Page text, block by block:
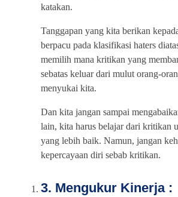
katakan.
Tanggapan yang kita berikan
berpacu pada klasifikasi haters
memilih mana kritikan yang
sebatas keluar dari mulut orang-
menyukai kita.
Dan kita jangan sampai
lain, kita harus belajar dari kritikan
yang lebih baik. Namun, jangan
kepercayaan diri sebab kritikan.
3. Mengukur Kinerja :